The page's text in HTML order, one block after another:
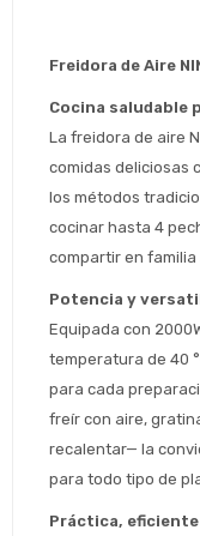
Freidora de Aire
Cocina saludable
La freidora de aire
comidas deliciosas
los métodos
cocinar hasta 4
compartir en familia
Potencia y
Equipada con
temperatura de 40
para cada
freír con aire,
recalentar— la
para todo tipo de
Práctica,